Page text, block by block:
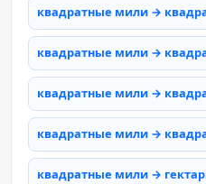
квадратные мили →
квадратные мили →
квадратные мили →
квадратные мили →
квадратные мили →